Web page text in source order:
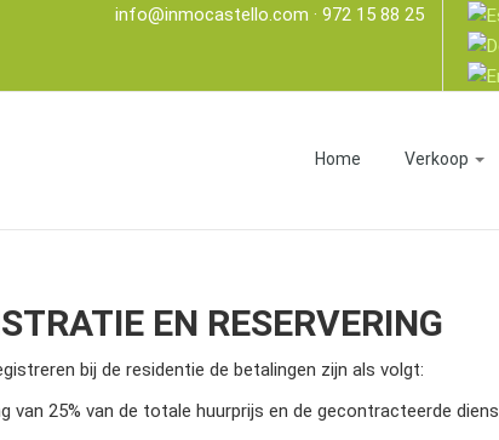
info@inmocastello.com · 972 15 88 25
Home Verkoop
EN RESERVERING
bij de residentie de betalingen zijn als volgt:
van 25% van de totale huurprijs en de gecontracteerde